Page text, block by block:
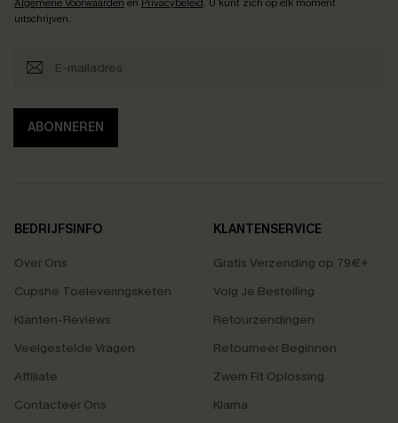
uitschrijven.
ABONNEREN
BEDRIJFSINFO
Over Ons
Cupshe Toeleveringsketen
Klanten-Reviews
Veelgestelde Vragen
Affiliate
Contacteer Ons
KLANTENSERVICE
Gratis Verzending op 79€+
Volg Je Bestelling
Retourzendingen
Retourneer Beginnen
Zwem Fit Oplossing
Klarna